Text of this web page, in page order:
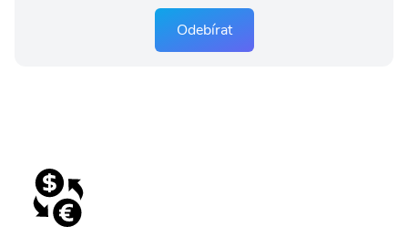
Odebírat